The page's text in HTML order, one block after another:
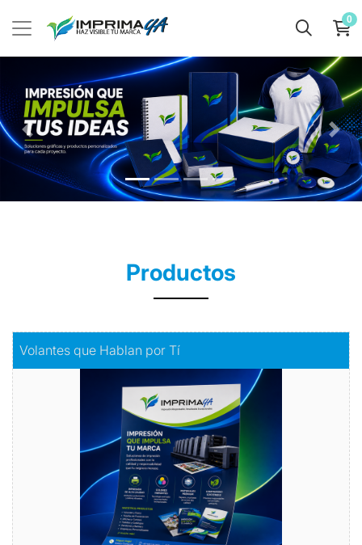
0
Productos
Volantes que Hablan por Tí
Volantes con Amor
Comprar
Comprar